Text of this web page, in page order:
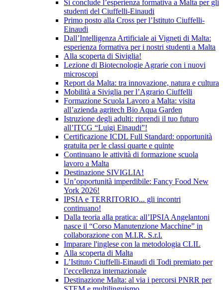
Si conclude l’esperienza formativa a Malta per gli
studenti del Ciuffelli-Einaudi
Primo posto alla Cross per l’Istituto Ciuffelli-
Einaudi
Dall’Intelligenza Artificiale ai Vigneti di Malta:
esperienza formativa per i nostri studenti a Malta
Alla scoperta di Siviglia!
Lezione di Biotecnologie Agrarie con i nuovi
microscopi
Report da Malta: tra innovazione, natura e cultura
Mobilità a Siviglia per l’Agrario Ciuffelli
Formazione Scuola Lavoro a Malta: visita
all’azienda agritech Bio Aqua Garden
Istruzione degli adulti: riprendi il tuo futuro
all’ITCG “Luigi Einaudi”!
Certificazione ICDL Full Standard: opportunità
gratuita per le classi quarte e quinte
Continuano le attività di formazione scuola
lavoro a Malta
Destinazione SIVIGLIA!
Un’opportunità imperdibile: Fancy Food New
York 2026!
IPSIA e TERRITORIO... gli incontri
continuano!
Dalla teoria alla pratica: all’IPSIA Angelantoni
nasce il “Corso Manutenzione Macchine” in
collaborazione con M.I.R. S.r.l.
Imparare l'inglese con la metodologia CLIL
Alla scoperta di Malta
L’Istituto Ciuffelli-Einaudi di Todi premiato per
l’eccellenza internazionale
Destinazione Malta: al via i percorsi PNRR per